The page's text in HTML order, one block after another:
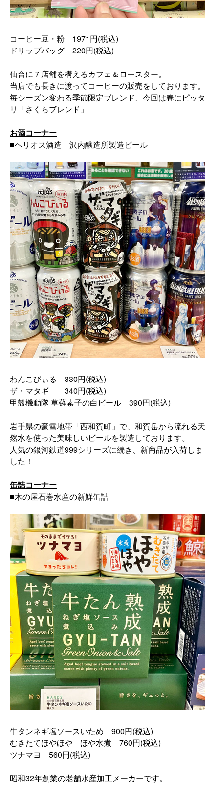
コーヒー豆・粉 1971円(税込)
ドリップバッグ 220円(税込)
仙台に７店舗を構えるカフェ＆ロースター。
当店でも長きに渡ってコーヒーの販売をしております。
毎シーズン変わる季節限定ブレンド、今回は春にピッタ
リ「さくらブレンド」
お酒コーナー
■ヘリオス酒造 沢内醸造所製造ビール
わんこびぃる 330円(税込)
ザ・マタギ 340円(税込)
甲殻機動隊 草薙素子の白ビール 390円(税込)
岩手県の豪雪地帯「西和賀町」で、 和賀岳から流れる天
然水を使った美味しいビールを製造しております。
人気の銀河鉄道999シリーズに続き、新商品が入荷しま
した！
缶詰コーナー
■木の屋石巻水産の新鮮缶詰
牛タンネギ塩ソースいため 900円(税込)
むきたてほやほや ほや水煮 760円(税込)
ツナマヨ 560円(税込)
昭和32年創業の老舗水産加工メーカーです。